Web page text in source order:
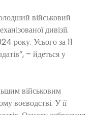
військовий
дивізії.
року. Усього за 11
– йдеться у
військовим
воєводстві. У її